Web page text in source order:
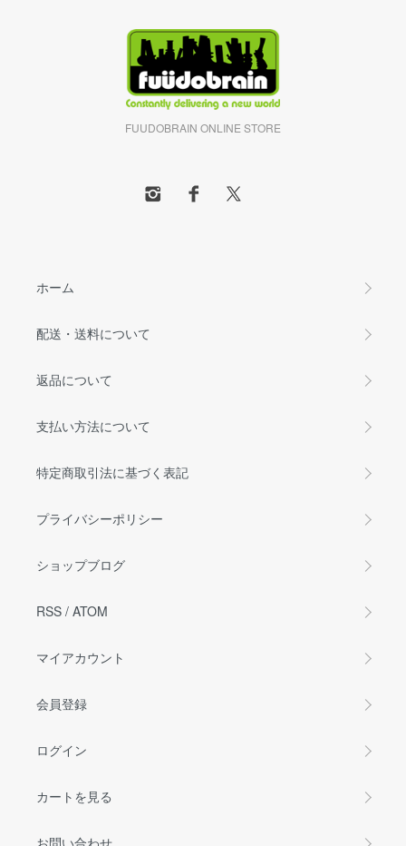
FUUDOBRAIN ONLINE STORE
ホーム
配送・送料について
返品について
支払い方法について
特定商取引法に基づく表記
プライバシーポリシー
ショップブログ
RSS / ATOM
マイアカウント
会員登録
ログイン
カートを見る